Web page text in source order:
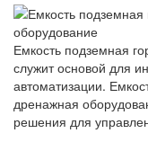
Емкость подземная
служит основой для
автоматизации.
дренажная
решения для